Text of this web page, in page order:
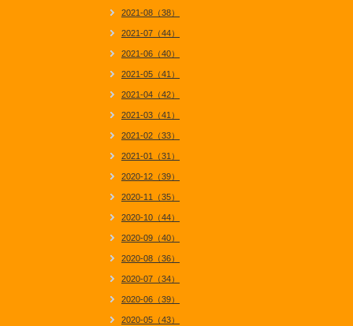
2021-08（38）
2021-07（44）
2021-06（40）
2021-05（41）
2021-04（42）
2021-03（41）
2021-02（33）
2021-01（31）
2020-12（39）
2020-11（35）
2020-10（44）
2020-09（40）
2020-08（36）
2020-07（34）
2020-06（39）
2020-05（43）